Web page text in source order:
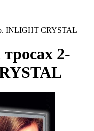
INLIGHT CRYSTAL
2-